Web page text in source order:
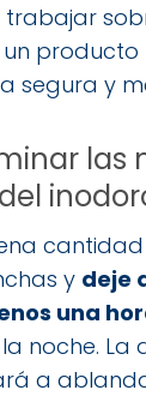
un producto
segura y
las
y deje
una
noche. La
a